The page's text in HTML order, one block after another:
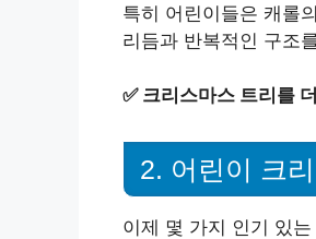
특히 어린이들은 캐롤
리듬과 반복적인 구조
✅ 크리스마스 트리를
2. 어린이 크
이제 몇 가지 인기 있